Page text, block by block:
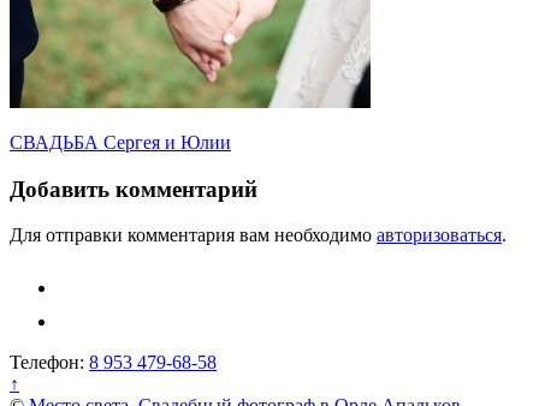
Навигация
по
записям
СВАДЬБА Сергея и Юлии
Добавить комментарий
Для отправки комментария вам необходимо авторизоваться.
Телефон: 8 953 479-68-58
↑